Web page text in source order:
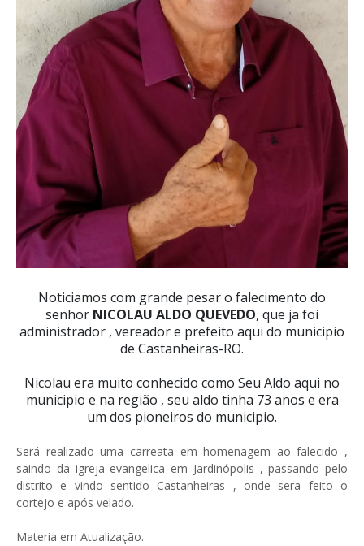
Noticiamos com grande pesar o falecimento do
senhor NICOLAU ALDO QUEVEDO, que ja foi
administrador , vereador e prefeito aqui do municipio
de Castanheiras-RO.
Nicolau era muito conhecido como Seu Aldo aqui no
municipio e na região , seu aldo tinha 73 anos e era
um dos pioneiros do municipio.
Será realizado uma carreata em homenagem ao falecido ,
saindo da igreja evangelica em Jardinópolis , passando pelo
distrito e vindo sentido Castanheiras , onde sera feito o
cortejo e após velado.
Materia em Atualização.